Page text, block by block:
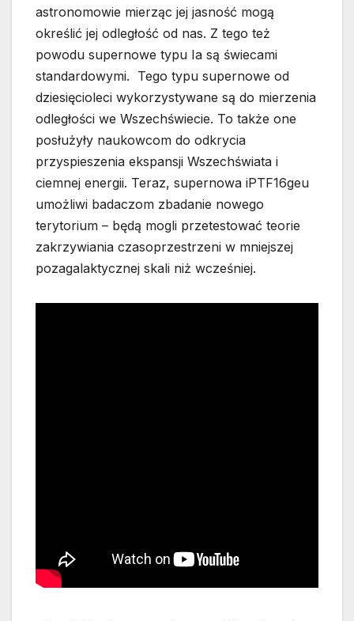
astronomowie mierząc jej jasność mogą
określić jej odległość od nas. Z tego też
powodu supernowe typu Ia są świecami
standardowymi. Tego typu supernowe od
dziesięcioleci wykorzystywane są do mierzenia
odległości we Wszechświecie. To także one
posłużyły naukowcom do odkrycia
przyspieszenia ekspansji Wszechświata i
ciemnej energii. Teraz, supernowa iPTF16geu
umożliwi badaczom zbadanie nowego
terytorium – będą mogli przetestować teorie
zakrzywiania czasoprzestrzeni w mniejszej
pozagalaktycznej skali niż wcześniej.